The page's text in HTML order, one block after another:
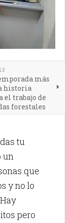
más
historia
el trabajo de
forestales
tu
un
que
y no lo
pero